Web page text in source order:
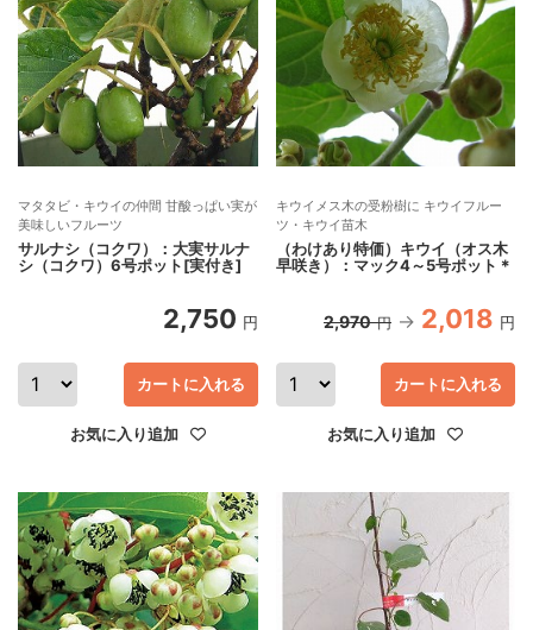
マタタビ・キウイの仲間 甘酸っぱい実が
美味しいフルーツ
サルナシ（コクワ）：大実サルナ
シ（コクワ）6号ポット[実付き]
2,750 円
カートに入れる
お気に入り追加
キウイメス木の受粉樹に キウイフルー
ツ・キウイ苗木
（わけあり特価）キウイ（オス木
早咲き）：マック4～5号ポット＊
2,970 円 2,018 円
カートに入れる
お気に入り追加